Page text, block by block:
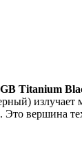
Titanium
излучает
Это вершина